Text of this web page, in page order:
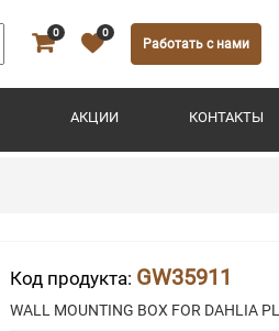
0 0
Работать с нами
АКЦИИ КОНТАКТЫ
Код продукта: GW35911
WALL MOUNTING BOX FOR DAHLIA